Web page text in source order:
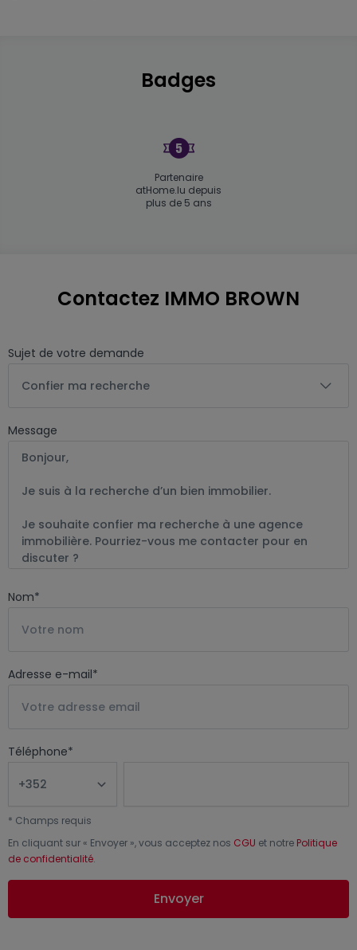
confiance à l'équipe professionnelle d'IMMO BROWN.
Badges
Partenaire
atHome.lu depuis
plus de 5 ans
Contactez IMMO BROWN
Sujet de votre demande
Confier ma recherche
Message
Nom*
Adresse e-mail*
Téléphone*
* Champs requis
En cliquant sur « Envoyer », vous acceptez nos CGU et notre Politique
de confidentialité.
Envoyer